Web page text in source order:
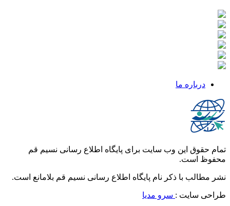
درباره ما
تمام حقوق این وب سایت برای پایگاه اطلاع رسانی نسیم قم
محفوظ است.
نشر مطالب با ذکر نام پایگاه اطلاع رسانی نسیم قم بلامانع است.
طراحی سایت : سرو مدیا